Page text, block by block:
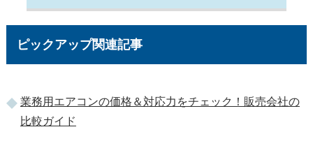
ピックアップ関連記事
業務用エアコンの価格＆対応力をチェック！販売会社の
比較ガイド